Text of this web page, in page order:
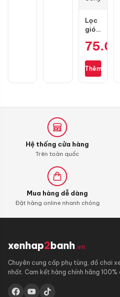
Lọc
gió
cho
S110,
RSX
con)
Thêm
Hệ thống cửa hàng
Trên toàn quốc
Mua hàng dễ dàng
Đặt hàng online nhanh chóng
xenhap2banh.vn
Chuyên cung cấp phụ tùng, đồ chơi
nhất. Cam kết hàng chính hãng 100%